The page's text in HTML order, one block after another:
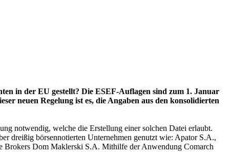
in der EU gestellt? Die ESEF-Auflagen sind zum 1. Januar
neuen Regelung ist es, die Angaben aus den konsolidierten
notwendig, welche die Erstellung einer solchen Datei erlaubt.
dreißig börsennotierten Unternehmen genutzt wie: Apator S.A.,
Dom Maklerski S.A. Mithilfe der Anwendung Comarch